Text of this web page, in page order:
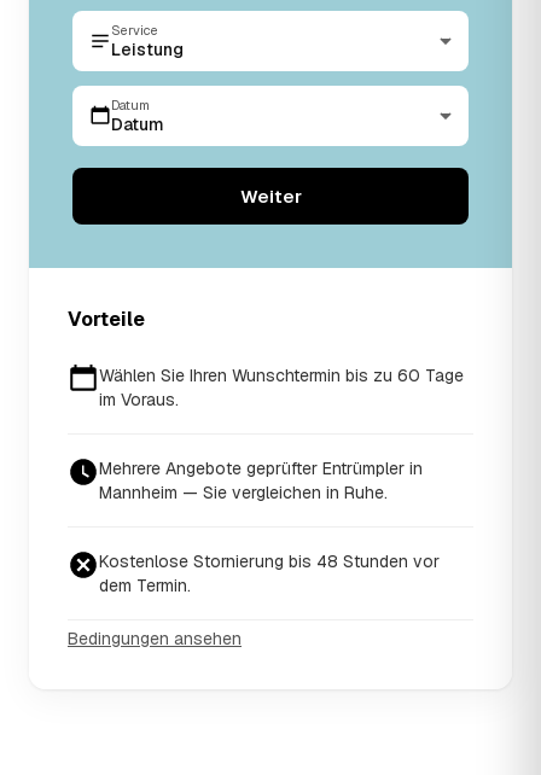
Service
Leistung
Datum
Datum
Weiter
Vorteile
Wählen Sie Ihren Wunschtermin bis zu 60 Tage
im Voraus.
Mehrere Angebote geprüfter Entrümpler in
Mannheim — Sie vergleichen in Ruhe.
Kostenlose Stornierung bis 48 Stunden vor
dem Termin.
Bedingungen ansehen